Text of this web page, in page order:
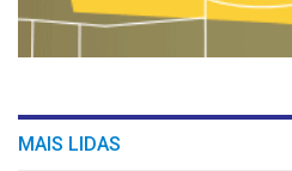
MAIS LIDAS